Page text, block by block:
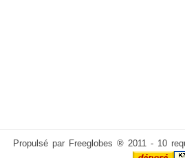
Propulsé par Freeglobes ® 2011 - 10